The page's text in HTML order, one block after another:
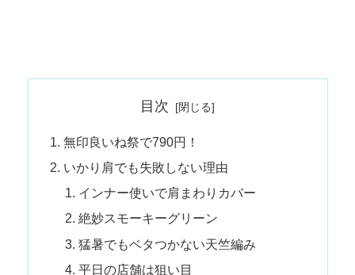
目次
無印良いね祭で790円！
いかり肩でも失敗しない理由
インナー使いで肩まわりカバー
絶妙スモーキーグリーン
猛暑でもベタつかない天竺編み
平日の店舗は狙い目